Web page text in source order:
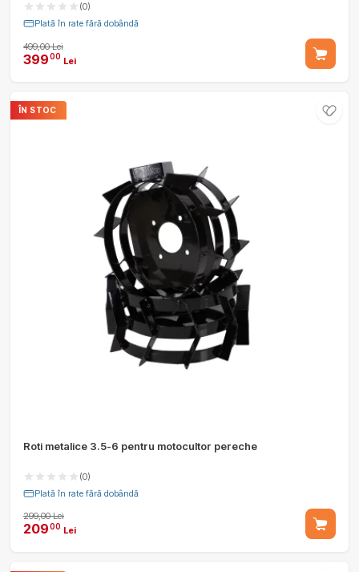
(0)
Plată în rate fără dobândă
499,00 Lei
39900 Lei
ÎN STOC
Roti metalice 3.5-6 pentru motocultor pereche
(0)
Plată în rate fără dobândă
299,00 Lei
20900 Lei